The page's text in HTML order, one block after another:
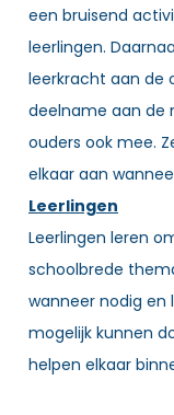
een bruisend
leerlingen.
leerkracht aan de
deelname aan de
ouders ook mee.
elkaar aan
Leerlingen
Leerlingen leren
schoolbrede
wanneer nodig en
mogelijk kunnen
helpen elkaar